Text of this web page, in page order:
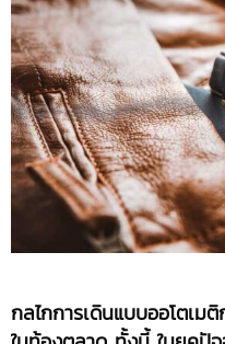
กลไกการเดินแบบออโตเม